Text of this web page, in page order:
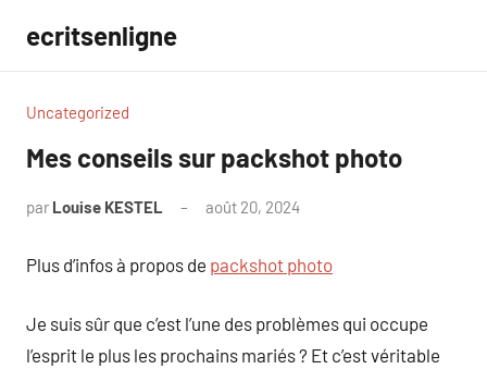
contenu
ecritsenligne
Uncategorized
Mes conseils sur packshot photo
par Louise KESTEL août 20, 2024
Plus d’infos à propos de packshot photo
Je suis sûr que c’est l’une des problèmes qui occupe
l’esprit le plus les prochains mariés ? Et c’est véritable